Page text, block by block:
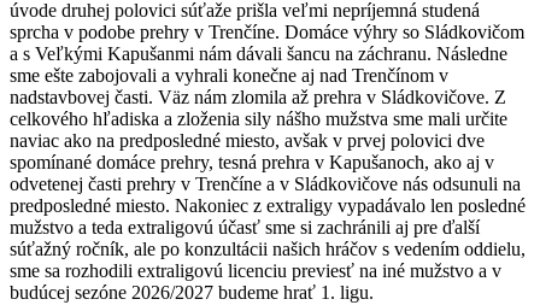
úvode druhej polovici súťaže prišla veľmi nepríjemná studená
sprcha v podobe prehry v Trenčíne. Domáce výhry so Sládkovičom
a s Veľkými Kapušanmi nám dávali šancu na záchranu. Následne
sme ešte zabojovali a vyhrali konečne aj nad Trenčínom v
nadstavbovej časti. Väz nám zlomila až prehra v Sládkovičove. Z
celkového hľadiska a zloženia sily nášho mužstva sme mali určite
naviac ako na predposledné miesto, avšak v prvej polovici dve
spomínané domáce prehry, tesná prehra v Kapušanoch, ako aj v
odvetenej časti prehry v Trenčíne a v Sládkovičove nás odsunuli na
predposledné miesto. Nakoniec z extraligy vypadávalo len posledné
mužstvo a teda extraligovú účasť sme si zachránili aj pre ďalší
súťažný ročník, ale po konzultácii našich hráčov s vedením oddielu,
sme sa rozhodili extraligovú licenciu previesť na iné mužstvo a v
budúcej sezóne 2026/2027 budeme hrať 1. ligu.